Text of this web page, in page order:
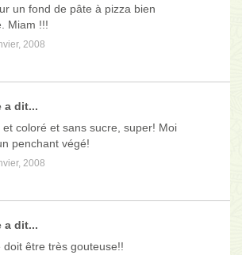
un fond de pâte à pizza bien
Miam !!!
2008
a dit...
et coloré et sans sucre, super! Moi
penchant végé!
2008
a dit...
doit être très gouteuse!!